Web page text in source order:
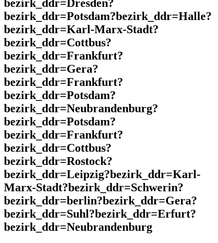
bezirk_ddr=Dresden?
bezirk_ddr=Potsdam?bezirk_ddr=Halle?
bezirk_ddr=Karl-Marx-Stadt?
bezirk_ddr=Cottbus?
bezirk_ddr=Frankfurt?
bezirk_ddr=Gera?
bezirk_ddr=Frankfurt?
bezirk_ddr=Potsdam?
bezirk_ddr=Neubrandenburg?
bezirk_ddr=Potsdam?
bezirk_ddr=Frankfurt?
bezirk_ddr=Cottbus?
bezirk_ddr=Rostock?
bezirk_ddr=Leipzig?bezirk_ddr=Karl-
Marx-Stadt?bezirk_ddr=Schwerin?
bezirk_ddr=berlin?bezirk_ddr=Gera?
bezirk_ddr=Suhl?bezirk_ddr=Erfurt?
bezirk_ddr=Neubrandenburg